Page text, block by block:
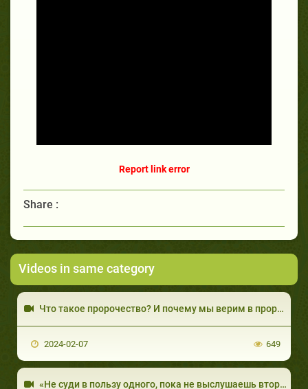
Report link error
Share :
Videos in same category
Что такое пророчество? И почему мы верим в пророков?
2024-02-07 649